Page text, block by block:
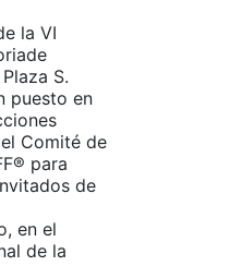
la VI
S.
puesto en
Comité de
para
de
en el
de la